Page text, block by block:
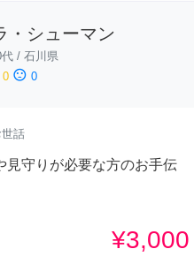
・シューマン
/ 石川県
0 sentiment_dissatisfied 0
話
見守りが必要な方のお手伝
¥3,000